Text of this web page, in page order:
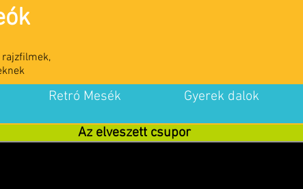
rajzfilmek,
Retró Mesék Gyerek dalok
Az elveszett csupor